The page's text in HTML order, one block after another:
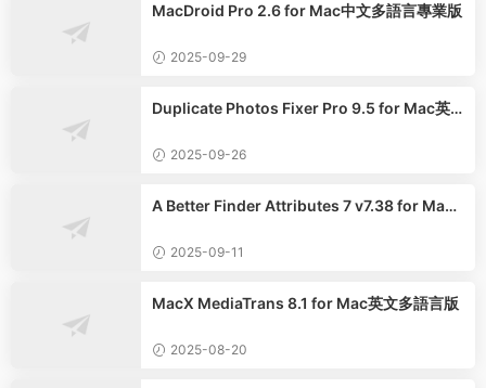
MacDroid Pro 2.6 for Mac中文多語言專業版
2025-09-29
Duplicate Photos Fixer Pro 9.5 for Mac英
2025-09-26
A Better Finder Attributes 7 v7.38 for Mac
2025-09-11
MacX MediaTrans 8.1 for Mac英文多語言版
2025-08-20